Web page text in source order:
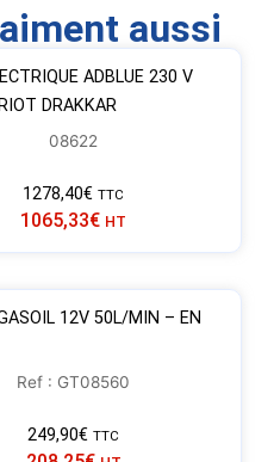
aussi
ADBLUE 230 V
DRAKKAR
08622
1278,40€ TTC
1065,33€ HT
12V 50L/MIN – EN
Ref : GT08560
249,90€ TTC